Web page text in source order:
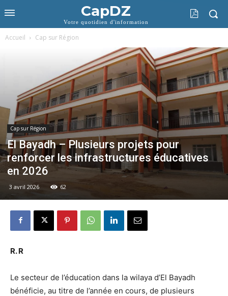
CapDZ
Votre quotidien d'information
Accueil Cap sur Région
Cap sur Région
El Bayadh – Plusieurs projets pour
renforcer les infrastructures éducatives
en 2026
3 avril 2026 62
R. R
Le secteur de l’éducation dans la wilaya d’El Bayadh
bénéficie, au titre de l’année en cours, de plusieurs